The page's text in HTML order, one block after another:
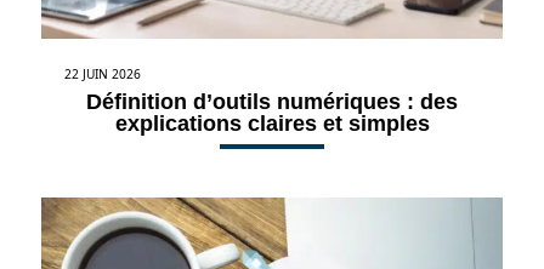
22 JUIN 2026
Définition d’outils numériques : des
explications claires et simples